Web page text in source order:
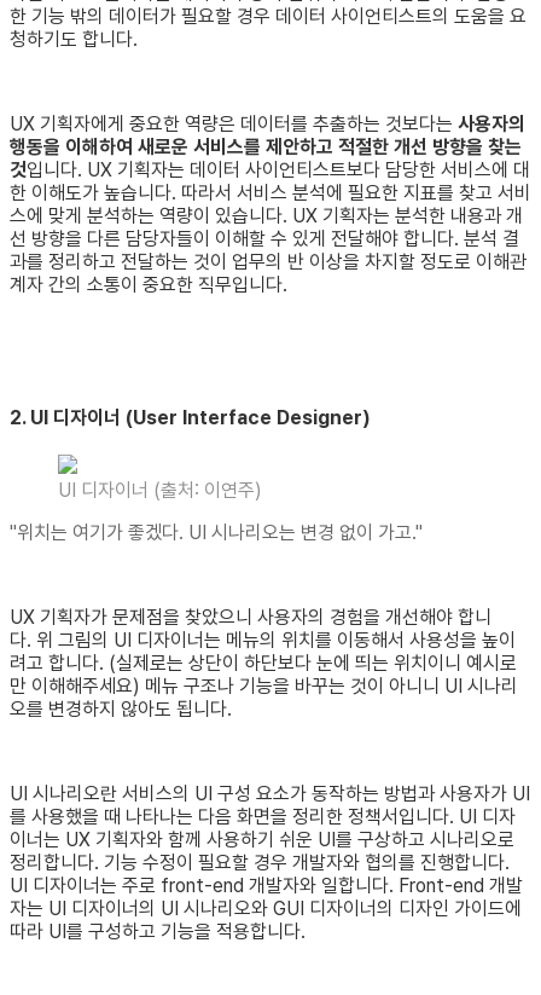
한 기능 밖의 데이터가 필요할 경우 데이터 사이언티스트의 도움을 요
청하기도 합니다.
UX 기획자에게 중요한 역량은 데이터를 추출하는 것보다는 사용자의
행동을 이해하여 새로운 서비스를 제안하고 적절한 개선 방향을 찾는
것입니다. UX 기획자는 데이터 사이언티스트보다 담당한 서비스에 대
한 이해도가 높습니다. 따라서 서비스 분석에 필요한 지표를 찾고 서비
스에 맞게 분석하는 역량이 있습니다. UX 기획자는 분석한 내용과 개
선 방향을 다른 담당자들이 이해할 수 있게 전달해야 합니다. 분석 결
과를 정리하고 전달하는 것이 업무의 반 이상을 차지할 정도로 이해관
계자 간의 소통이 중요한 직무입니다.
2. UI 디자이너 (User Interface Designer)
UI 디자이너 (출처: 이연주)
"위치는 여기가 좋겠다. UI 시나리오는 변경 없이 가고."
UX 기획자가 문제점을 찾았으니 사용자의 경험을 개선해야 합니
다. 위 그림의 UI 디자이너는 메뉴의 위치를 이동해서 사용성을 높이
려고 합니다. (실제로는 상단이 하단보다 눈에 띄는 위치이니 예시로
만 이해해주세요) 메뉴 구조나 기능을 바꾸는 것이 아니니 UI 시나리
오를 변경하지 않아도 됩니다.
UI 시나리오란 서비스의 UI 구성 요소가 동작하는 방법과 사용자가 UI
를 사용했을 때 나타나는 다음 화면을 정리한 정책서입니다. UI 디자
이너는 UX 기획자와 함께 사용하기 쉬운 UI를 구상하고 시나리오로
정리합니다. 기능 수정이 필요할 경우 개발자와 협의를 진행합니다.
UI 디자이너는 주로 front-end 개발자와 일합니다. Front-end 개발
자는 UI 디자이너의 UI 시나리오와 GUI 디자이너의 디자인 가이드에
따라 UI를 구성하고 기능을 적용합니다.